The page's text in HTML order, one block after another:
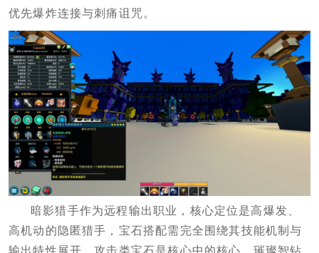
优先爆炸连接与刺痛诅咒。
暗影猎手作为远程输出职业，核心定位是高爆发、
高机动的隐匿猎手，宝石搭配需完全围绕其技能机制与
输出特性展开。攻击类宝石是核心中的核心，璀璨智钻